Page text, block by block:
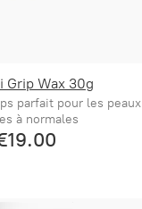
Grip Wax 30g
parfait pour les peaux
à normales